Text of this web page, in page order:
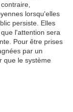
lorsqu'elles
persiste. Elles
l'attention sera
Pour être prises
par un
que le système